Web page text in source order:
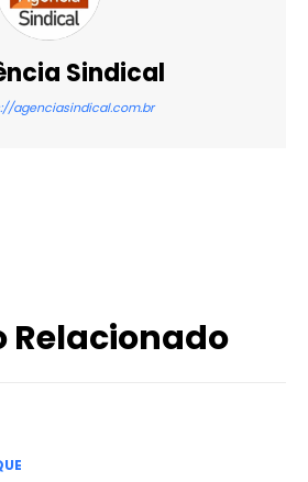
Sindical
agenciasindical.com.br
Relacionado